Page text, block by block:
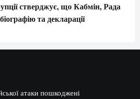
стверджує, що Кабмін, Рада
та декларації
атаки пошкоджені